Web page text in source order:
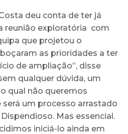
deu conta de ter já
reunião exploratória com
que projetou o
as prioridades a ter
de ampliação”, disse
qualquer dúvida, um
qual não queremos
um processo arrastado
Mas essencial.
iniciá-lo ainda em